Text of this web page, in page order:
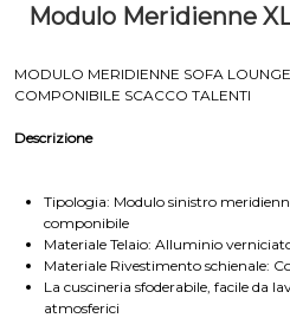
Modulo Meridienne
MODULO MERIDIENNE SOFA
COMPONIBILE SCACCO TALENTI
Descrizione
Tipologia: Modulo sinistro
componibile
Materiale Telaio: Alluminio
Materiale Rivestimento schienale:
La cuscineria sfoderabile, facile da
atmosferici